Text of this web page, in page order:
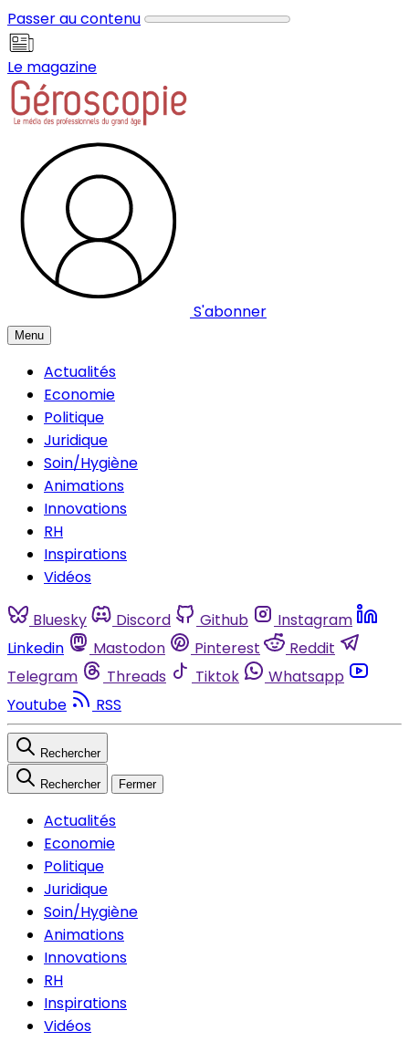
Passer au contenu
Le magazine
S'abonner
Menu
Actualités
Economie
Politique
Juridique
Soin/Hygiène
Animations
Innovations
RH
Inspirations
Vidéos
Bluesky Discord Github
Instagram
Linkedin
Mastodon Pinterest
Reddit
Telegram
Threads Tiktok
Whatsapp
Youtube
RSS
Rechercher
Rechercher Fermer
Actualités
Economie
Politique
Juridique
Soin/Hygiène
Animations
Innovations
RH
Inspirations
Vidéos
Panneau de gestion des cookies